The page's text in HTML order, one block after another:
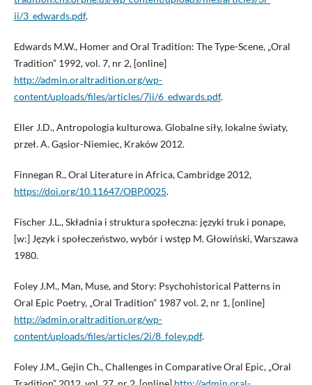
ii/3_edwards.pdf.
Edwards M.W., Homer and Oral Tradition: The Type-Scene, „Oral
Tradition” 1992, vol. 7, nr 2, [online]
http://admin.oraltradition.org/wp-
content/uploads/files/articles/7ii/6_edwards.pdf.
Eller J.D., Antropologia kulturowa. Globalne siły, lokalne światy,
przeł. A. Gąsior-Niemiec, Kraków 2012.
Finnegan R., Oral Literature in Africa, Cambridge 2012,
https://doi.org/10.11647/OBP.0025.
Fischer J.L., Składnia i struktura społeczna: języki truk i ponape,
[w:] Język i społeczeństwo, wybór i wstęp M. Głowiński, Warszawa
1980.
Foley J.M., Man, Muse, and Story: Psychohistorical Patterns in
Oral Epic Poetry, „Oral Tradition” 1987 vol. 2, nr 1, [online]
http://admin.oraltradition.org/wp-
content/uploads/files/articles/2i/8_foley.pdf.
Foley J.M., Gejin Ch., Challenges in Comparative Oral Epic, „Oral